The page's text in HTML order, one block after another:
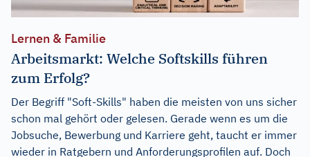
Lernen & Familie
Arbeitsmarkt: Welche Softskills führen
zum Erfolg?
Der Begriff "Soft-Skills" haben die meisten von uns sicher
schon mal gehört oder gelesen. Gerade wenn es um die
Jobsuche, Bewerbung und Karriere geht, taucht er immer
wieder in Ratgebern und Anforderungsprofilen auf. Doch